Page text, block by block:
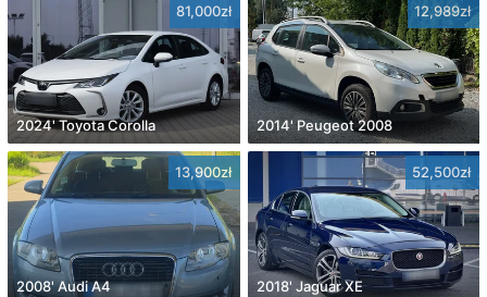
81,000zł
2024' Toyota Corolla
12,989zł
2014' Peugeot 2008
13,900zł
2008' Audi A4
52,500zł
2018' Jaguar XE